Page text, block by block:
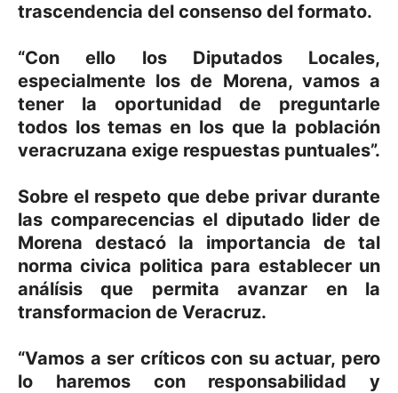
trascendencia del consenso del formato.
“Con ello los Diputados Locales,
especialmente los de Morena, vamos a
tener la oportunidad de preguntarle
todos los temas en los que la población
veracruzana exige respuestas puntuales”.
Sobre el respeto que debe privar durante
las comparecencias el diputado lider de
Morena destacó la importancia de tal
norma civica politica para establecer un
análísis que permita avanzar en la
transformacion de Veracruz.
“Vamos a ser críticos con su actuar, pero
lo haremos con responsabilidad y